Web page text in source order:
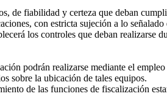
fiabilidad y certeza que deban
con estricta sujeción a lo
los controles que deban
podrán realizarse mediante el
sobre la ubicación de tales equipos.
de las funciones de fiscalización